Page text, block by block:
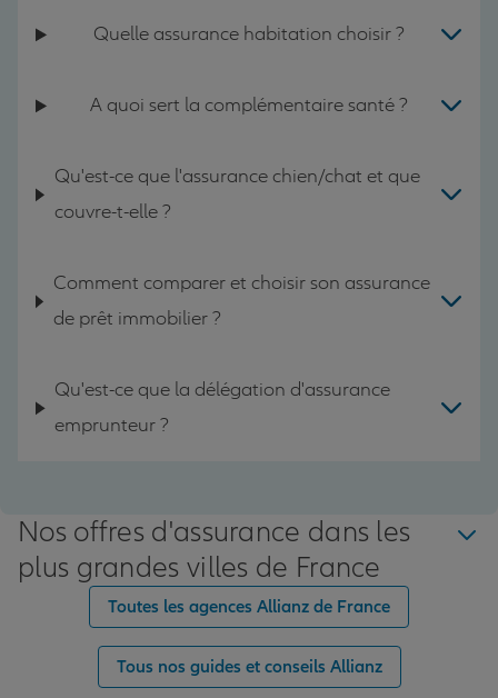
Quelle assurance habitation choisir ?
A quoi sert la complémentaire santé ?
Qu'est-ce que l'assurance chien/chat et que
couvre-t-elle ?
Comment comparer et choisir son assurance
de prêt immobilier ?
Qu'est-ce que la délégation d'assurance
emprunteur ?
Nos offres d'assurance dans les
plus grandes villes de France
Toutes les agences Allianz de France
Tous nos guides et conseils Allianz